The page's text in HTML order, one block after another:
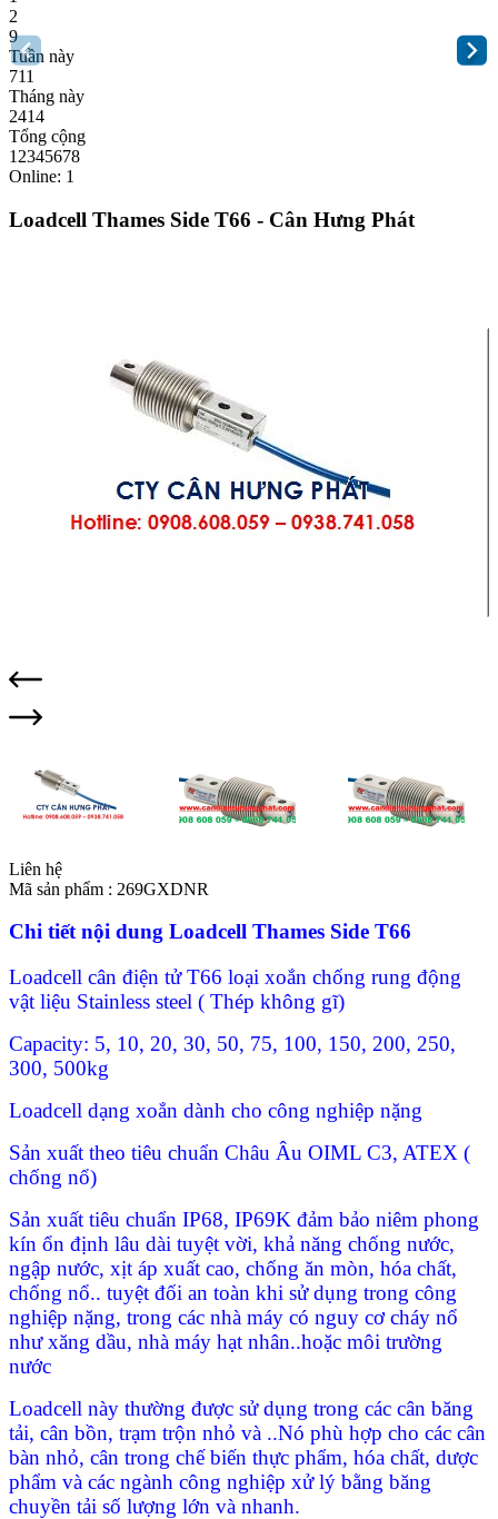
2
9
Tuần này
711
Tháng này
2414
Tổng cộng
12345678
Online: 1
Loadcell Thames Side T66 - Cân Hưng Phát
Liên hệ
Mã sản phẩm : 269GXDNR
Chi tiết nội dung Loadcell Thames Side T66
Loadcell cân điện tử T66 loại xoắn chống rung động
vật liệu Stainless steel ( Thép không gĩ)
Capacity: 5, 10, 20, 30, 50, 75, 100, 150, 200, 250,
300, 500kg
Loadcell dạng xoắn dành cho công nghiệp nặng
Sản xuất theo tiêu chuẩn Châu Âu OIML C3, ATEX (
chống nổ)
Sản xuất tiêu chuẩn IP68, IP69K đảm bảo niêm phong
kín ổn định lâu dài tuyệt vời, khả năng chống nước,
ngập nước, xịt áp xuất cao, chống ăn mòn, hóa chất,
chống nổ.. tuyệt đối an toàn khi sử dụng trong công
nghiệp nặng, trong các nhà máy có nguy cơ cháy nổ
như xăng dầu, nhà máy hạt nhân..hoặc môi trường
nước
Loadcell này thường được sử dụng trong các cân băng
tải, cân bồn, trạm trộn nhỏ và ..Nó phù hợp cho các cân
bàn nhỏ, cân trong chế biến thực phẩm, hóa chất, dược
phẩm và các ngành công nghiệp xử lý bằng băng
chuyền tải số lượng lớn và nhanh.